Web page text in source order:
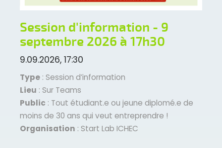
Session d'information - 9
septembre 2026 à 17h30
9.09.2026, 17:30
Type : Session d’information
Lieu : Sur Teams
Public : Tout étudiant.e ou jeune diplomé.e de
moins de 30 ans qui veut entreprendre !
Organisation : Start Lab ICHEC